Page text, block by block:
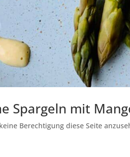
Spargeln mit
Berechtigung diese Seite